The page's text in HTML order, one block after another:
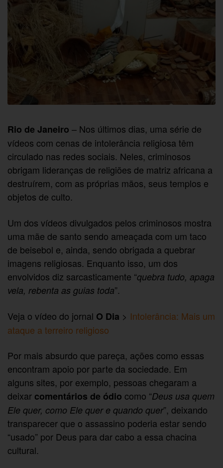
Rio de Janeiro – Nos últimos dias, uma série de
vídeos com cenas de intolerância religiosa têm
circulado nas redes sociais. Neles, criminosos
obrigam lideranças de religiões de matriz africana a
destruírem, com as próprias mãos, seus templos e
objetos de culto.
Um dos vídeos divulgados pelos criminosos mostra
uma mãe de santo sendo ameaçada com um taco
de beisebol e, ainda, sendo obrigada a quebrar
imagens religiosas. Enquanto isso, um dos
envolvidos diz sarcasticamente “quebra tudo, apaga
vela, rebenta as guias toda”.
Veja o vídeo do jornal O Dia > Intolerância: Mais um
ataque a terreiro religioso
Por mais absurdo que pareça, ações como essas
encontram apoio por parte da sociedade. Em
alguns sites, por exemplo, pessoas chegaram a
deixar comentários de ódio como “Deus usa quem
Ele quer, como Ele quer e quando quer”, deixando
transparecer que o assassino poderia estar sendo
“usado” por Deus para dar cabo a essa chacina
cultural.